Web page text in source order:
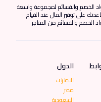
الخصم والقسائم لمجموعة واسعة
على توفير المال عند القيام
الخصم والقسائم من المتاجر
الدول
الامارات
مصر
السعودية